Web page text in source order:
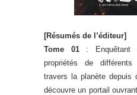
[Résumés de l’éditeur]
Tome 01: Enquêtant
propriétés de
travers la planète depuis
découvre un portail